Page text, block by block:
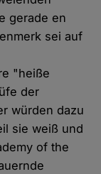
gerade en
sei auf
"heiße
der
würden dazu
sie weiß und
of the